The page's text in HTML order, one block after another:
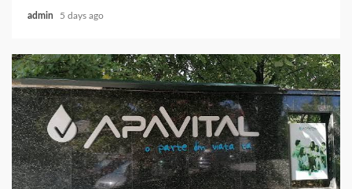
admin 5 days ago